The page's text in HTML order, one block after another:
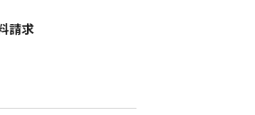
請求